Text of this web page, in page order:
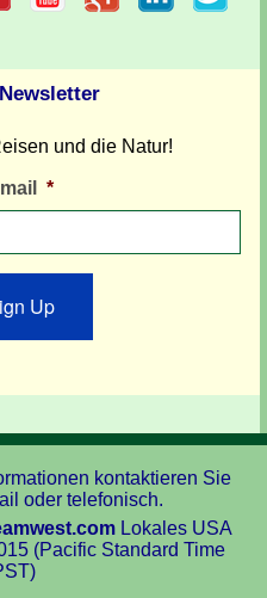
und die Natur!
*
Up
kontaktieren Sie
oder telefonisch.
Lokales USA
(Pacific Standard Time